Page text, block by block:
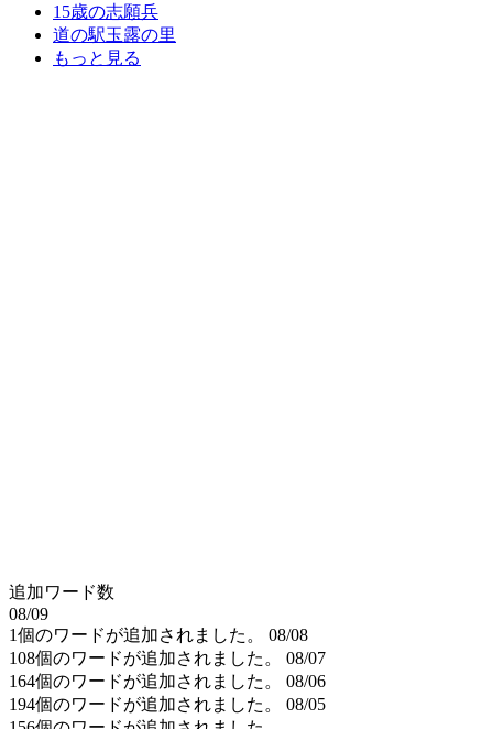
15歳の志願兵
道の駅玉露の里
もっと見る
追加ワード数
08/09
1個のワードが追加されました。
08/08
108個のワードが追加されました。
08/07
164個のワードが追加されました。
08/06
194個のワードが追加されました。
08/05